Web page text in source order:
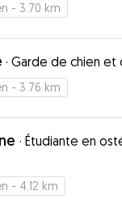
- 3.70 km
· Garde de chien et
- 3.76 km
· Étudiante en
- 4.12 km